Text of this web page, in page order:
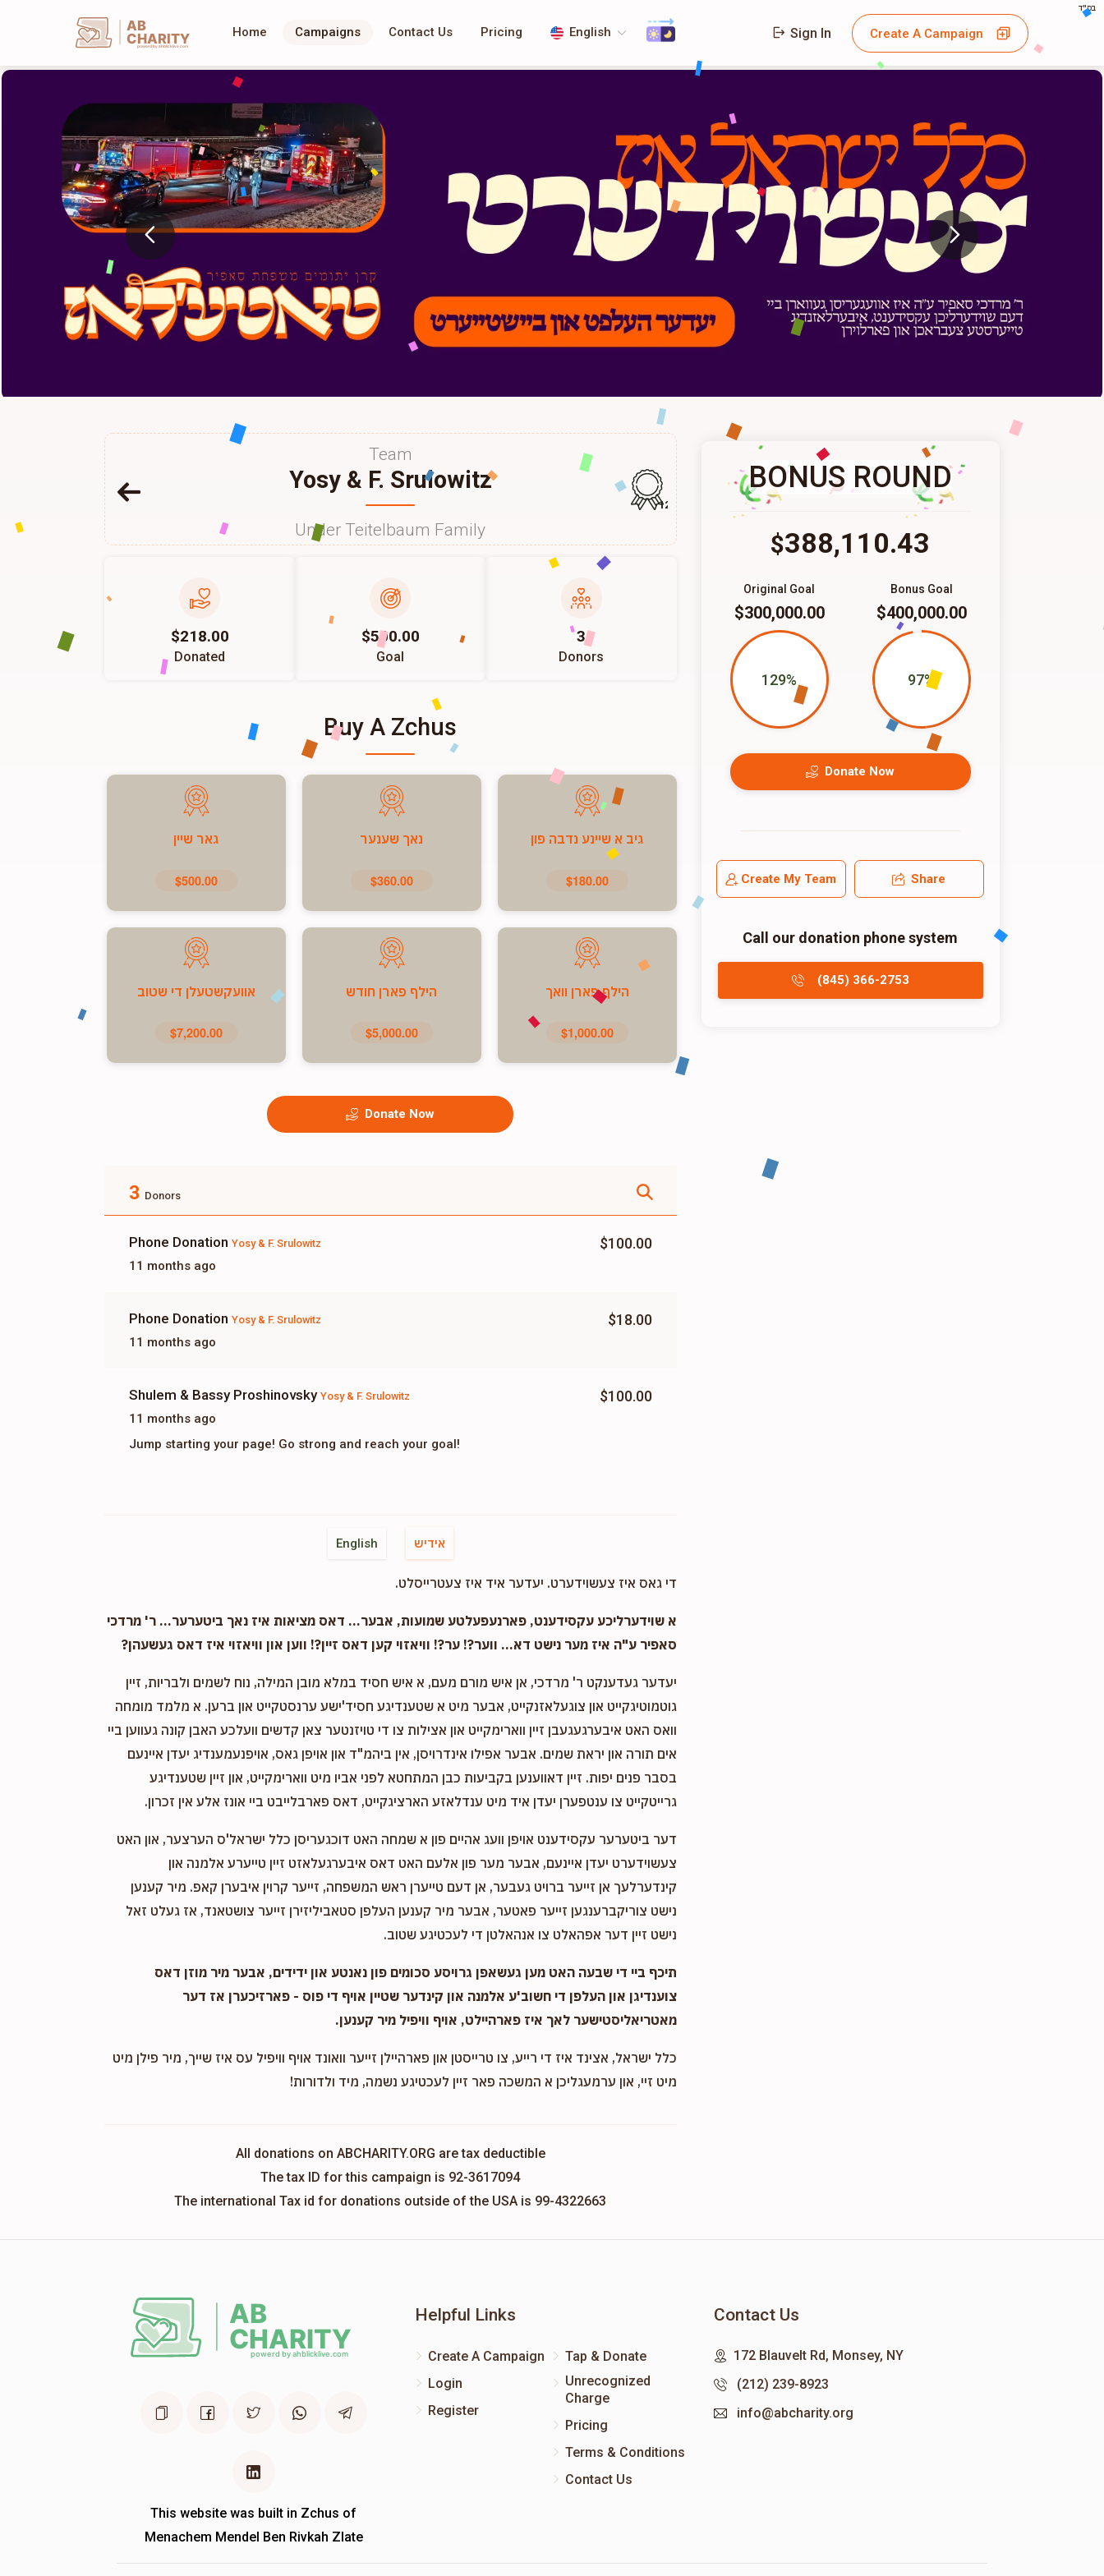
בס"ד
AB
CHARITY
powerd by ahblicklive.com
Home Campaigns Contact Us Pricing English Sign In Create A Campaign
Team
Yosy & F. Srulowitz
Under Teitelbaum Family
125
$218.00
Donated
$500.00
Goal
3
Donors
Buy A Zchus
גיב א שיינע נדבה פון
$180.00
נאך שענער
$360.00
גאר שיין
$500.00
הילף פארן וואך
$1,000.00
הילף פארן חודש
$5,000.00
אוועקשטעלן די שטוב
$7,200.00
Donate Now
3 Donors
Phone Donation Yosy & F. Srulowitz
11 months ago
$100.00
Phone Donation Yosy & F. Srulowitz
11 months ago
$18.00
Shulem & Bassy Proshinovsky Yosy & F. Srulowitz
11 months ago
$100.00
Jump starting your page! Go strong and reach your goal!
English אידיש
די גאס איז צעשוידערט. יעדער איד איז צעטרייסלט.
א שוידערליכע עקסידענט, פארנעפעלטע שמועות, אבער... דאס מציאות איז נאך ביטערער... ר' מרדכי
סאפיר ע"ה איז מער נישט דא... ווער?! ער?! וויאזוי קען דאס זיין?! ווען און וויאזוי איז דאס געשעהן?
יעדער געדענקט ר' מרדכי, אן איש מורם מעם, א איש חסיד במלא מובן המילה, נוח לשמים ולבריות, זיין
גוטמוטיגקייט און צוגעלאזנקייט, אבער מיט א שטענדיגע חסיד'ישע ערנסטקייט און ברען. א מלמד מומחה
וואס האט איבערגעגעבן זיין ווארימקייט און אצילות צו די טויזנטער צאן קדשים וועלכע האבן קונה געווען ביי
אים תורה און יראת שמים. אבער אפילו אינדרויסן, אין ביהמ"ד און אויפן גאס, אויפנעמענדיג יעדן איינעם
בסבר פנים יפות. זיין דאווענען בקביעות כבן המתחטא לפני אביו מיט ווארימקייט, און זיין שטענדיגע
גרייטקייט צו ענטפערן יעדן איד מיט ענדלאזע הארציגקייט, דאס פארבלייבט ביי אונז אלע אין זכרון.
דער ביטערער עקסידענט אויפן וועג אהיים פון א שמחה האט דוכגעריסן כלל ישראל'ס הערצער, און האט
צעשוידערט יעדן איינעם, אבער מער פון אלעם האט דאס איבערגעלאזט זיין טייערע אלמנה און
קינדערלעך אן זייער ברויט געבער, אן דעם טייערן ראש המשפחה, זייער קרוין איבערן קאפ. מיר קענען
נישט צוריקברענגען זייער פאטער, אבער מיר קענען העלפן סטאביליזירן זייער צושטאנד, אז געלט זאל
נישט זיין דער אפהאלט צו אנהאלטן די לעכטיגע שטוב.
תיכף ביי די שבעה האט מען געשאפן גרויסע סכומים פון נאנטע און ידידים, אבער מיר מוזן דאס
צוענדיגן און העלפן די חשוב'ע אלמנה און קינדער שטיין אויף די פוס - פארזיכערן אז דער
מאטריאליסטישער לאך איז פארהיילט, אויף וויפיל מיר קענען.
כלל ישראל, אצינד איז די רייע, צו טרייסטן און פארהיילן זייער וואונד אויף וויפיל עס איז שייך, מיר פילן מיט
מיט זיי, און ערמעגליכן א המשכה פאר זיין לעכטיגע נשמה, מיד ולדורות!
All donations on ABCHARITY.ORG are tax deductible
The tax ID for this campaign is 92-3617094
The international Tax id for donations outside of the USA is 99-4322663
BONUS ROUND
$388,110.43
Bonus Goal
$400,000.00
97%
Original Goal
$300,000.00
129%
Donate Now
Create My Team Share
Call our donation phone system
(845) 366-2753
This website was built in Zchus of
Menachem Mendel Ben Rivkah Zlate
Helpful Links
Create A Campaign
Login
Register
Tap & Donate
Unrecognized
Charge
Pricing
Terms & Conditions
Contact Us
Contact Us
172 Blauvelt Rd, Monsey, NY
(212) 239-8923
info@abcharity.org